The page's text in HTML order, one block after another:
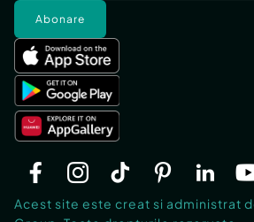
Abonare
Acest site este creat si administrat